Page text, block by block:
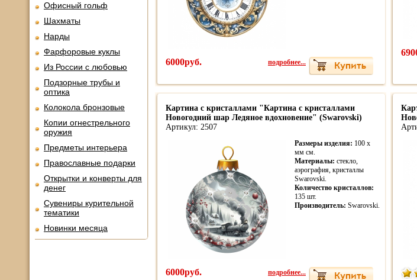
Офисный гольф
Шахматы
Нарды
Фарфоровые куклы
Из России с любовью
Подзорные трубы и
оптика
Колокола бронзовые
Копии огнестрельного
оружия
Предметы интерьера
Православные подарки
Открытки и конверты для
денег
Сувениры курительной
тематики
Новинки месяца
6000руб. подробнее...
Картина с кристаллами "Картина с кристаллами
Новогодний шар Ледяное вдохновение" (Swarovski)
Артикул: 2507
Размеры изделия: 100 x
мм см.
Материалы: стекло,
аэрография, кристаллы
Swarovski.
Количество кристаллов:
135 шт.
Производитель: Swarovski.
6000руб. подробнее...